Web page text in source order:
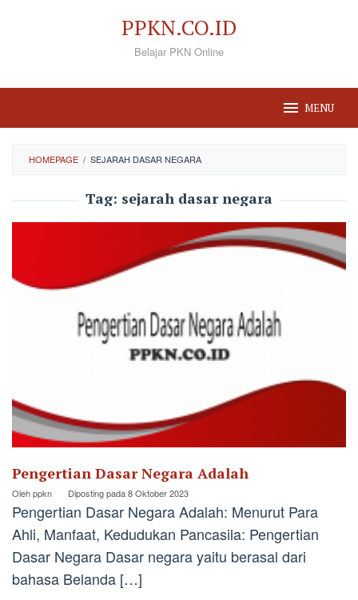
PPKN.CO.ID
Belajar PKN Online
MENU
HOMEPAGE / SEJARAH DASAR NEGARA
Tag: sejarah dasar negara
Pengertian Dasar Negara Adalah
Olehppkn Diposting pada8 Oktober 2023
Pengertian Dasar Negara Adalah: Menurut Para
Ahli, Manfaat, Kedudukan Pancasila: Pengertian
Dasar Negara Dasar negara yaitu berasal dari
bahasa Belanda […]